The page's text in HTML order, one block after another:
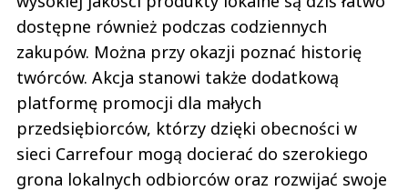
dostępne również podczas codziennych
zakupów. Można przy okazji poznać historię
twórców. Akcja stanowi także dodatkową
platformę promocji dla małych
przedsiębiorców, którzy dzięki obecności w
sieci Carrefour mogą docierać do szerokiego
grona lokalnych odbiorców oraz rozwijać swoje